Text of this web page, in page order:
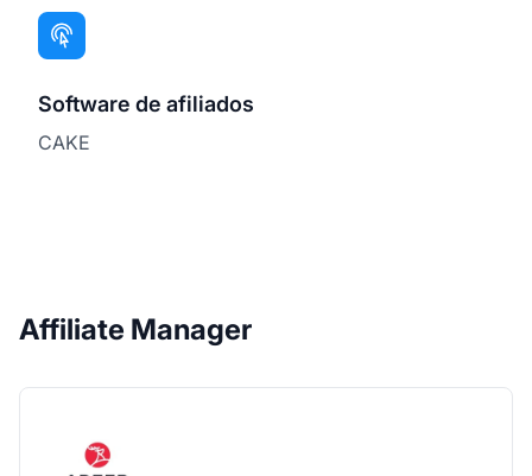
Software de afiliados
CAKE
Affiliate Manager